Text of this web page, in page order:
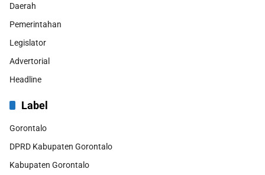
Daerah
Pemerintahan
Legislator
Advertorial
Headline
Label
Gorontalo
DPRD Kabupaten Gorontalo
Kabupaten Gorontalo